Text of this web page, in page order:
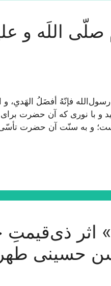
اللَه و
فإنّهُ أفضَلُ الهَدیِ، و
و با نوری که آن حضرت برای
است؛ و به سنّت آن حضرت
اثر
حسینی